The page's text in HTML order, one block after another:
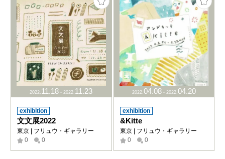
2022 11 .18 - 2022 11 .23
exhibition
文文展2022
東京 | フリュウ・ギャラリー
0
0
2022. 04.08 - 2022. 04.20
exhibition
&Kitte
東京 | フリュウ・ギャラリー
0
0